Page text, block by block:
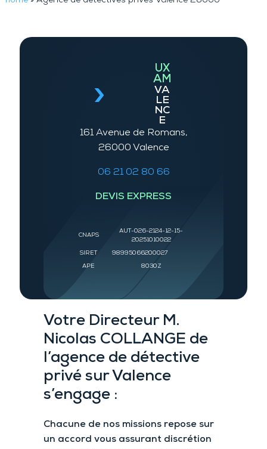
Votre Directeur M.
Nicolas COLLANGE de
l’agence de détective
privé sur Valence
s’engage :
Chacune de nos missions repose sur
un accord vous assurant discrétion
UX
AM
VA
LE
NC
E
161 Avenue de Romans,
26000 Valence
06 21 02 80 66
DEVIS EXPRESS
CNAPS
AUT-026-2124-12-15-
20251010022
SIRET 98995066200027
APE 8030Z